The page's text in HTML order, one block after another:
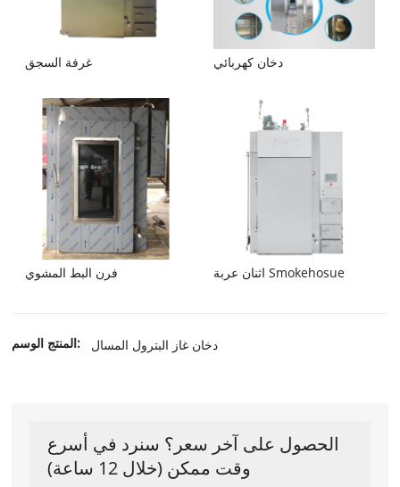
غرفة السجق دخان كهربائي
فرن البط المشوي اثنان عربة Smokehosue
المنتج الوسم: دخان غاز البترول المسال
الحصول على آخر سعر؟ سنرد في أسرع
وقت ممكن (خلال 12 ساعة)